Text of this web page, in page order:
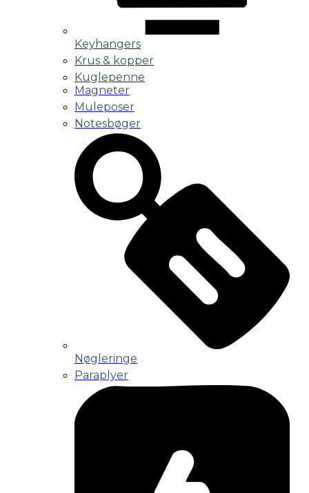
Keyhangers
Krus & kopper
Kuglepenne
Magneter
Muleposer
Notesbøger
Nøgleringe
Paraplyer